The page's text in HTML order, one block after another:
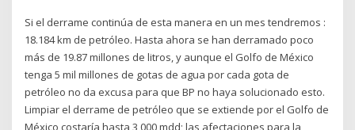
Si el derrame continúa de esta manera en un mes tendremos :
18.184 km de petróleo. Hasta ahora se han derramado poco
más de 19.87 millones de litros, y aunque el Golfo de México
tenga 5 mil millones de gotas de agua por cada gota de
petróleo no da excusa para que BP no haya solucionado esto.
Limpiar el derrame de petróleo que se extiende por el Golfo de